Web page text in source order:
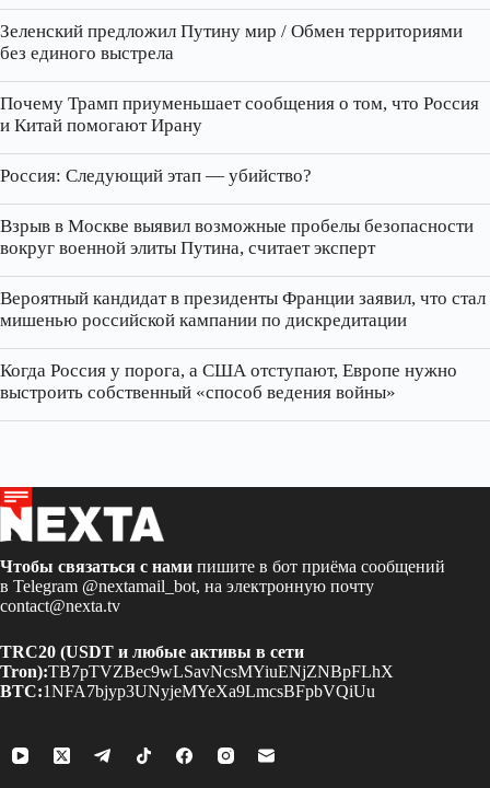
Зеленский предложил Путину мир / Обмен территориями
без единого выстрела
Почему Трамп приуменьшает сообщения о том, что Россия
и Китай помогают Ирану
Россия: Следующий этап — убийство?
Взрыв в Москве выявил возможные пробелы безопасности
вокруг военной элиты Путина, считает эксперт
Вероятный кандидат в президенты Франции заявил, что стал
мишенью российской кампании по дискредитации
Когда Россия у порога, а США отступают, Европе нужно
выстроить собственный «способ ведения войны»
Чтобы связаться с нами пишите в бот приёма сообщений
в Telegram @nextamail_bot, на электронную почту
contact@nexta.tv
TRC20 (USDT и любые активы в сети
Tron):TB7pTVZBec9wLSavNcsMYiuENjZNBpFLhX
BTC:1NFA7bjyp3UNyjeMYeXa9LmcsBFpbVQiUu